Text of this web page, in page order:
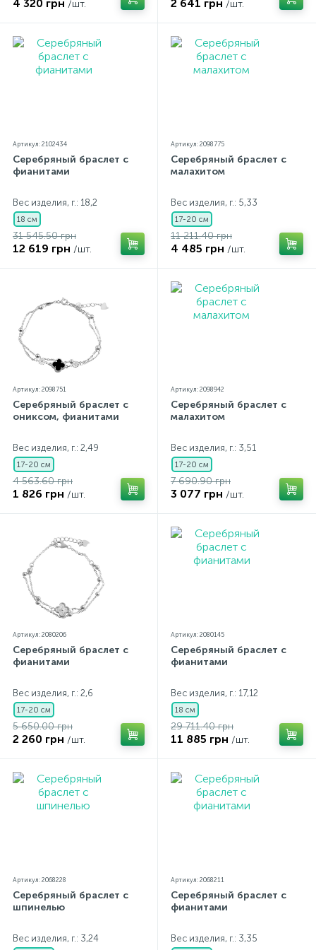
4 320 грн /шт. 2 641 грн /шт.
Артикул: 2102434
Серебряный браслет с
фианитами
Вес изделия, г.: 18,2
18 см
31 545.50 грн
12 619 грн /шт.
Артикул: 2098775
Серебряный браслет с
малахитом
Вес изделия, г.: 5,33
17-20 см
11 211.40 грн
4 485 грн /шт.
Артикул: 2098751
Серебряный браслет с
ониксом, фианитами
Вес изделия, г.: 2,49
17-20 см
4 563.60 грн
1 826 грн /шт.
Артикул: 2098942
Серебряный браслет с
малахитом
Вес изделия, г.: 3,51
17-20 см
7 690.90 грн
3 077 грн /шт.
Артикул: 2080206
Серебряный браслет с
фианитами
Вес изделия, г.: 2,6
17-20 см
5 650.00 грн
2 260 грн /шт.
Артикул: 2080145
Серебряный браслет с
фианитами
Вес изделия, г.: 17,12
18 см
29 711.40 грн
11 885 грн /шт.
Артикул: 2068228
Серебряный браслет с
шпинелью
Вес изделия, г.: 3,24
Артикул: 2068211
Серебряный браслет с
фианитами
Вес изделия, г.: 3,35